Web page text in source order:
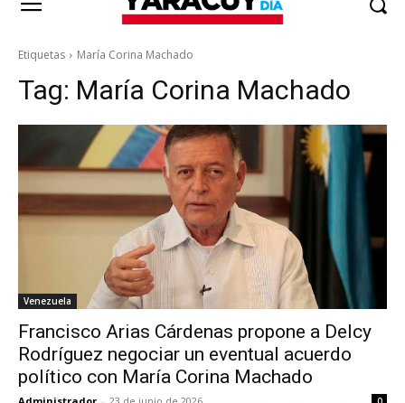
Etiquetas María Corina Machado
Tag: María Corina Machado
Venezuela
Francisco Arias Cárdenas propone a Delcy
Rodríguez negociar un eventual acuerdo
político con María Corina Machado